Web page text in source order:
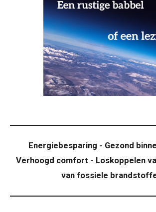
Energiebesparing - Gezond
Verhoogd comfort - Loskoppelen
van fossiele